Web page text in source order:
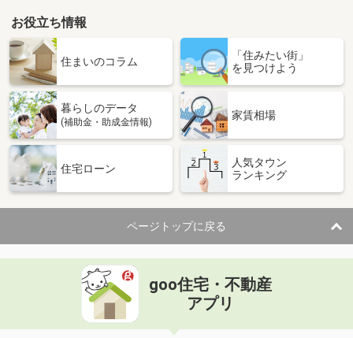
山形県山形市西田４丁目
価 格
4.50万円
山形県山形市西田４丁目
専有面積 23.61m²
間取り
山形県山形市東青田３丁目
住 所
山形県山形市東青田３丁目
専有面積 55m²
間取り
3DK
山形県山形市南四番町
価 格
住 所
山形県山形市南四番町
専有面積 34m²
お役立ち情報
住まいのコラム
「住みたい街」
を見つけよう
暮らしのデータ
(補助金・助成金情報)
家賃相場
住宅ローン
人気タウン
ランキング
ページトップに戻る
goo住宅・不動産
アプリ